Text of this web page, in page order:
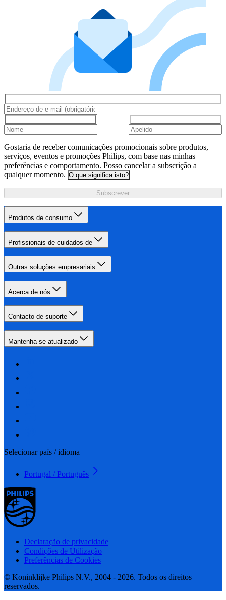
Gostaria de receber comunicações promocionais sobre produtos,
serviços, eventos e promoções Philips, com base nas minhas
preferências e comportamento. Posso cancelar a subscrição a
qualquer momento. O que significa isto?
Subscrever
Produtos de consumo
Profissionais de cuidados de
Outras soluções empresariais
Acerca de nós
Contacto de suporte
Mantenha-se atualizado
Selecionar país / idioma
Portugal / Português
Declaração de privacidade
Condições de Utilização
Preferências de Cookies
© Koninklijke Philips N.V., 2004 - 2026. Todos os direitos
reservados.